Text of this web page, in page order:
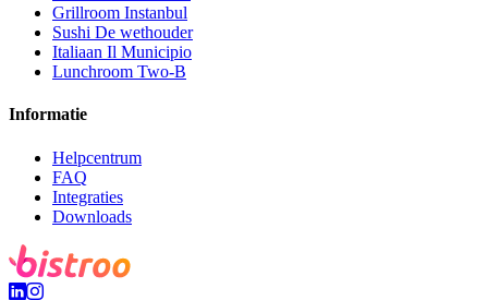
Grillroom Instanbul
Sushi De wethouder
Italiaan Il Municipio
Lunchroom Two-B
Informatie
Helpcentrum
FAQ
Integraties
Downloads